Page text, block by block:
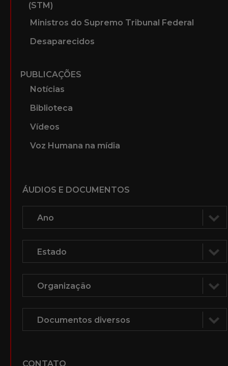
(STM)
Ministros do Supremo Tribunal Federal
Desaparecidos
PUBLICAÇÕES
Notícias
Biblioteca
Vídeos
Voz Humana na mídia
ÁUDIOS E DOCUMENTOS
CONTATO